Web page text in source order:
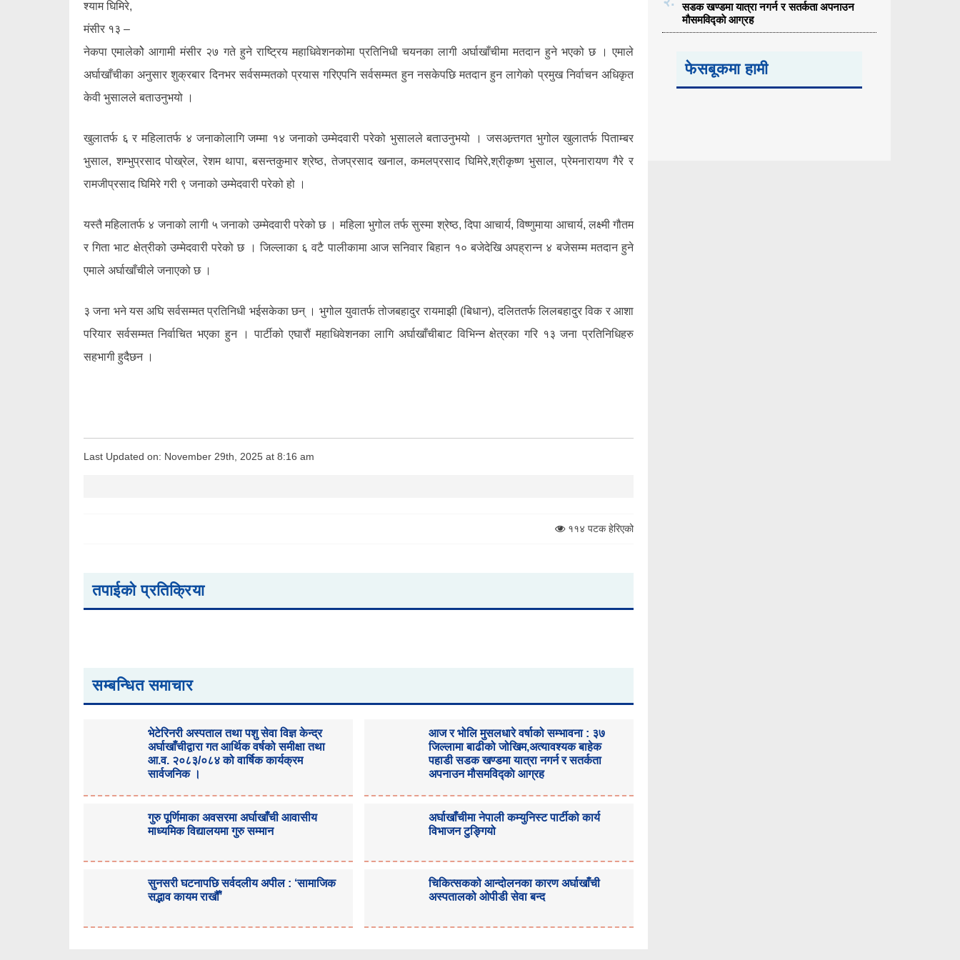
श्याम घिमिरे,
मंसीर १३ –
नेकपा एमालेकोे आगामी मंसीर २७ गते हुने राष्ट्रिय महाधिवेशनकोमा प्रतिनिधी चयनका लागी अर्घाखाँचीमा मतदान हुने भएको छ । एमाले
अर्घाखाँचीका अनुसार शुक्रबार दिनभर सर्वसम्मतको प्रयास गरिएपनि सर्वसम्मत हुन नसकेपछि मतदान हुन लागेको प्रमुख निर्वाचन अधिकृत
केवी भुसालले बताउनुभयो ।
खुलातर्फ ६ र महिलातर्फ ४ जनाकोलागि जम्मा १४ जनाको उम्मेदवारी परेको भुसालले बताउनुभयो । जसअन्र्तगत भुगोल खुलातर्फ पिताम्बर
भुसाल, शम्भुप्रसाद पोख्रेल, रेशम थापा, बसन्तकुमार श्रेष्ठ, तेजप्रसाद खनाल, कमलप्रसाद घिमिरे,श्रीकृष्ण भुसाल, प्रेमनारायण गैरे र
रामजीप्रसाद घिमिरे गरी ९ जनाको उम्मेदवारी परेको हो ।
यस्तै महिलातर्फ ४ जनाको लागी ५ जनाको उम्मेदवारी परेको छ । महिला भुगोल तर्फ सुस्मा श्रेष्ठ, दिपा आचार्य, विष्णुमाया आचार्य, लक्ष्मी गौतम
र गिता भाट क्षेत्रीको उम्मेदवारी परेको छ । जिल्लाका ६ वटै पालीकामा आज सनिवार बिहान १० बजेदेखि अपह्रान्न ४ बजेसम्म मतदान हुने
एमाले अर्घाखाँचीले जनाएको छ ।
३ जना भने यस अघि सर्वसम्मत प्रतिनिधी भईसकेका छन् । भुगोल युवातर्फ तोजबहादुर रायमाझी (बिधान), दलिततर्फ लिलबहादुर विक र आशा
परियार सर्वसम्मत निर्वाचित भएका हुन । पार्टीको एघारौं महाधिवेशनका लागि अर्घाखाँचीबाट विभिन्न क्षेत्रका गरि १३ जना प्रतिनिधिहरु
सहभागी हुदैछन ।
Last Updated on: November 29th, 2025 at 8:16 am
११४ पटक हेरिएको
तपाईको प्रतिक्रिया
सम्बन्धित समाचार
भेटेरिनरी अस्पताल तथा पशु सेवा विज्ञ केन्द्र
अर्घाखाँचीद्वारा गत आर्थिक वर्षको समीक्षा तथा
आ.व. २०८३/०८४ को वार्षिक कार्यक्रम
सार्वजनिक ।
आज र भोलि मुसलधारे वर्षाको सम्भावना : ३७
जिल्लामा बाढीको जोखिम,अत्यावश्यक बाहेक
पहाडी सडक खण्डमा यात्रा नगर्न र सतर्कता
अपनाउन मौसमविद्काे आग्रह
गुरु पूर्णिमाका अवसरमा अर्घाखाँची आवासीय
माध्यमिक विद्यालयमा गुरु सम्मान
अर्घाखाँचीमा नेपाली कम्युनिस्ट पार्टीको कार्य
विभाजन टुङ्गियो
सुनसरी घटनापछि सर्वदलीय अपील : ‘सामाजिक
सद्भाव कायम राखौँ’
चिकित्सकको आन्दोलनका कारण अर्घाखाँची
अस्पतालको ओपीडी सेवा बन्द
सडक खण्डमा यात्रा नगर्न र सतर्कता अपनाउन
मौसमविद्काे आग्रह
फेसबूकमा हामी